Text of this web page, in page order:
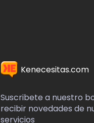
Kenecesitas.com
Suscribete a nuestro
recibir novedades de
servicios